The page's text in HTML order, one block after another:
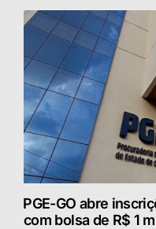
⁠PGE-GO abre
com bolsa de R$ 1